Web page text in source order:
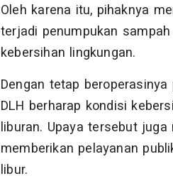
Oleh karena itu, pihaknya
terjadi penumpukan
kebersihan lingkungan.
Dengan tetap
DLH berharap kondisi
liburan. Upaya tersebut
memberikan pelayanan
libur.